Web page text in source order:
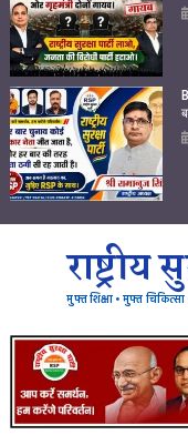
मुफ्त शिक्षा • मुफ्त चिकित्सा